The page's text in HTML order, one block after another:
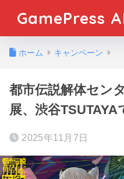
GamePress
ホーム キャンペーン
都市伝説解体セン
展、渋谷TSUTAYA
2025年11月7日